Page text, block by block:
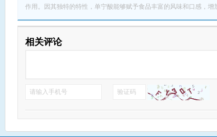
作用。因其独特的特性，单宁酸能够赋予食品丰富的风味和口感，
持新鲜。在制作葡萄酒、巧克力等食品时，单宁酸更是不可或缺的
因此，在食品工业中，单宁酸被广泛运用，成为众多食品制造商不
相关评论